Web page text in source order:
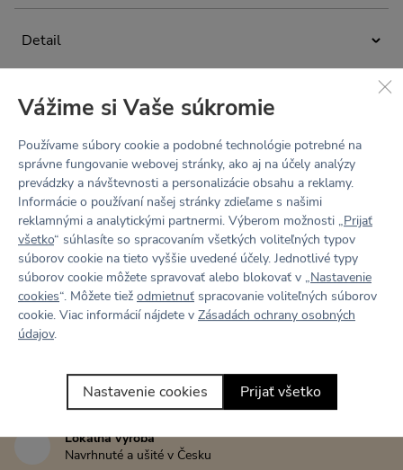
Minimalistické crop top tričko na bežné nosenie aj workouty.
a jednoduchý strih dokonale podčiarkne krásu každej
postavy. Ľahký, zamatovo hebký materiál Hug vás zahalí do
nálady, alebo ho nechať samostatne zažiariť ako hlavný
kúsok vášho outfitu.
Detail
crop top tričko
krátke rukávy
vysoký priekrčník
navrhnuté a ušité v Česku
Tabuľka veľkostí
Materiál
Recyklovaný hug materiál
Zloženie: 83% recyklovaný polyamid, 17% elastan
second skin - ľahký, zamatovo jemný, hebký na dotyk
ako druhá koža
4-Way Stretch - elastický všetkými smermi
wicking finish - rýchloschnúci, odvádza pot a vlhkosť od
tela
Údržba a starostlivosť
Prať na 30 °C. Nebieliť. Nesušiť v bubnovej sušičke.
Nežehliť. Chemicky nečistiť. Nepoužívať aviváž, športové
odevy potom strácajú svoju funkčnosť.
Recenzie
Buď prvý
Napísať recenziu
Lokálna výroba
Navrhnuté a ušité v Česku
Vážime si Vaše súkromie
Používame súbory cookie a podobné technológie potrebné na
správne fungovanie webovej stránky, ako aj na účely analýzy
prevádzky a návštevnosti a personalizácie obsahu a reklamy.
Informácie o používaní našej stránky zdieľame s našimi
reklamnými a analytickými partnermi. Výberom možnosti „Prijať
všetko“ súhlasíte so spracovaním všetkých voliteľných typov
súborov cookie na tieto vyššie uvedené účely. Jednotlivé typy
súborov cookie môžete spravovať alebo blokovať v „Nastavenie
cookies“. Môžete tiež odmietnuť spracovanie voliteľných súborov
cookie. Viac informácií nájdete v Zásadách ochrany osobných
údajov.
Nastavenie cookies Prijať všetko